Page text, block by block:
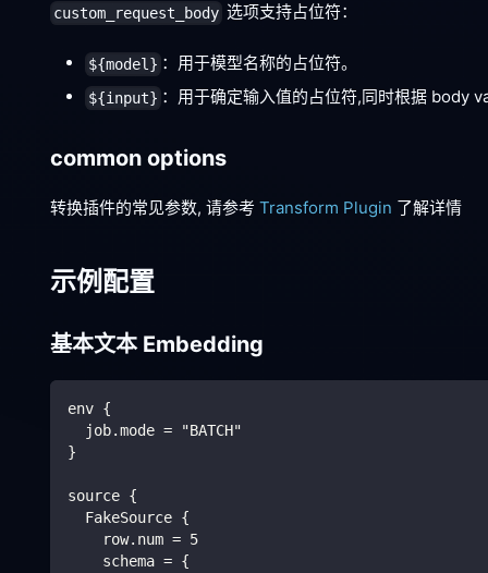
custom_request_body 选项支持占位符：
${model} ：用于模型名称的占位符。
${input} ：用于确定输入值的占位符,同时根据 body
common options
转换插件的常见参数, 请参考 Transform Plugin 了解详情
示例配置
基本文本 Embedding
env {
  job.mode = "BATCH"
}
source {
  FakeSource {
    row.num = 5
    schema = {